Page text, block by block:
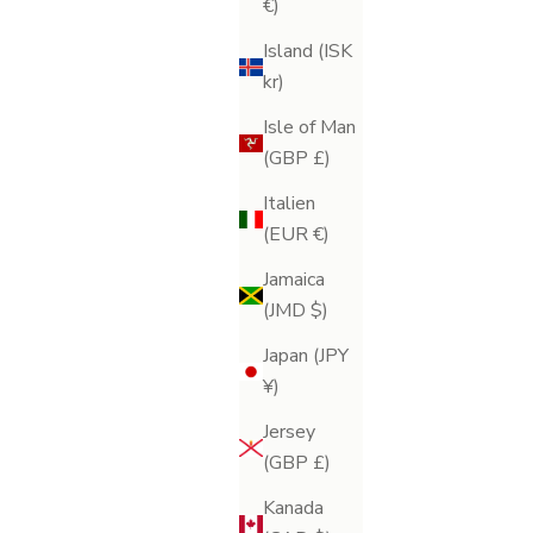
€)
Island (ISK
kr)
Isle of Man
(GBP £)
Italien
(EUR €)
Jamaica
(JMD $)
Japan (JPY
¥)
Jersey
(GBP £)
Kanada